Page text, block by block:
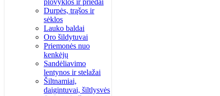
plovyklos ir priedai
Durpės, trąšos ir
sėklos
Lauko baldai
Oro šildytuvai
Priemonės nuo
kenkėjų
Sandėliavimo
lentynos ir stelažai
Šiltnamiai,
daigintuvai, šiltlysvės